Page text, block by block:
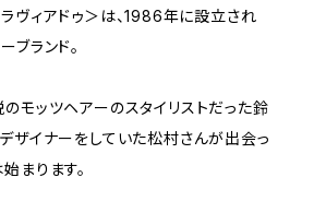
ヴィアドゥ＞は、1986年に設立され
ブランド。
モッツヘアーのスタイリストだった鈴
ザイナーをしていた松村さんが出会っ
まります。